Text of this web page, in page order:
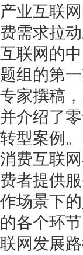
产业互联
费需求拉
互联网的
题组的第
专家撰稿
并介绍了
转型案例。
消费互联
费者提供
作场景下
的各个环
联网发展